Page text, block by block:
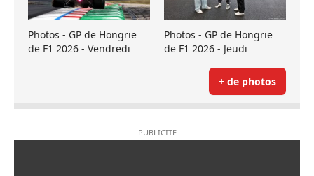
Photos - GP de Hongrie
de F1 2026 - Vendredi
Photos - GP de Hongrie
de F1 2026 - Jeudi
+ de photos